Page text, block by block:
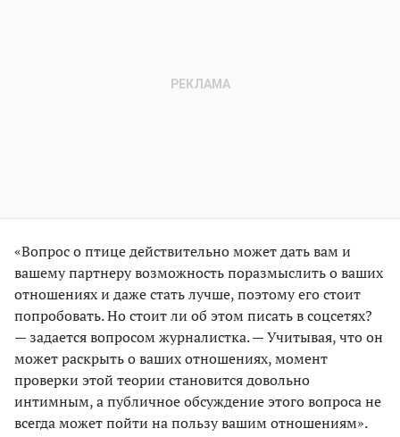
«Вопрос о птице действительно может дать вам и
вашему партнеру возможность поразмыслить о ваших
отношениях и даже стать лучше, поэтому его стоит
попробовать. Но стоит ли об этом писать в соцсетях?
— задается вопросом журналистка. — Учитывая, что он
может раскрыть о ваших отношениях, момент
проверки этой теории становится довольно
интимным, а публичное обсуждение этого вопроса не
всегда может пойти на пользу вашим отношениям».